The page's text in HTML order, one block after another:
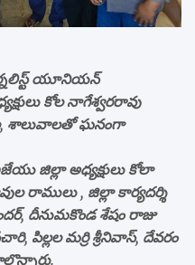
యూనియన్
కోల నాగేశ్వరరావు
శాలువాలతో ఘనంగా
జిల్లా అధ్యక్షులు కోలా
రాములు , జిల్లా కార్యదర్శి
దీనుమకొండ శేషం రాజు
పిల్లల మర్రి శ్రీనివాస్, దేవరం